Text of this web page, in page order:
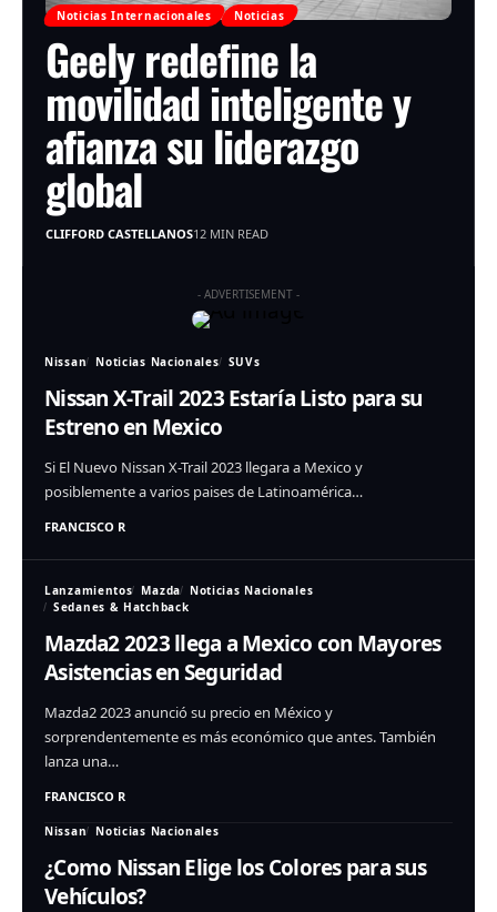
Noticias Internacionales Noticias
Geely redefine la
movilidad inteligente y
afianza su liderazgo
global
CLIFFORD CASTELLANOS12 MIN READ
- ADVERTISEMENT -
Nissan Noticias Nacionales SUVs
Nissan X-Trail 2023 Estaría Listo para su
Estreno en Mexico
Si El Nuevo Nissan X-Trail 2023 llegara a Mexico y
posiblemente a varios paises de Latinoamérica…
FRANCISCO R
Lanzamientos Mazda
Noticias Nacionales
Sedanes & Hatchback
Mazda2 2023 llega a Mexico con Mayores
Asistencias en Seguridad
Mazda2 2023 anunció su precio en México y
sorprendentemente es más económico que antes. También
lanza una…
FRANCISCO R
Nissan Noticias Nacionales
¿Como Nissan Elige los Colores para sus
Vehículos?